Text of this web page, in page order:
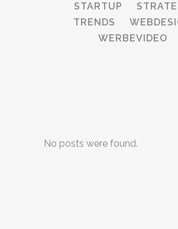
STARTUP
TRENDS
WERBEVIDEO
No posts were found.